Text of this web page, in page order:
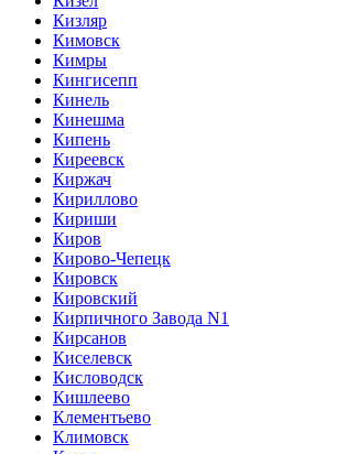
Кизляр
Кимовск
Кимры
Кингисепп
Кинель
Кинешма
Кипень
Киреевск
Киржач
Кириллово
Кириши
Киров
Кирово-Чепецк
Кировск
Кировский
Кирпичного Завода N1
Кирсанов
Киселевск
Кисловодск
Кишлеево
Клементьево
Климовск